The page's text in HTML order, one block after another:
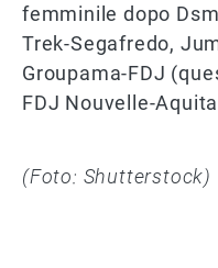
femminile dopo
Trek-Segafredo,
Groupama-FDJ
FDJ Nouvelle-
(Foto: Shutterstock)